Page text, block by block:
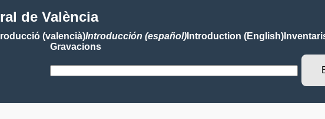
de València
(valencià)Introducción (español)Introduction (English)
Gravacions